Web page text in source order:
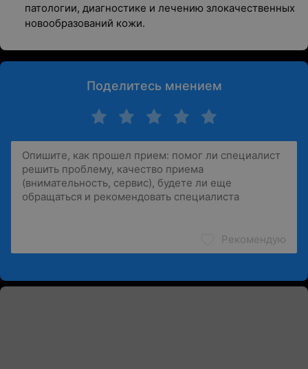
патологии, диагностике и лечению злокачественных
новообразований кожи.
Поделитесь мнением
Рекомендую